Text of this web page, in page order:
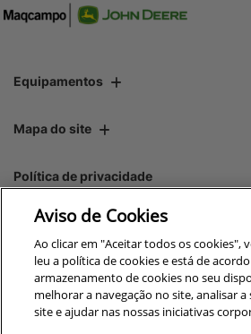
Equipamentos
Mapa do site
Política de privacidade
CNPJ: 00.970.771/
No trânsito, enxergar o outro
Aviso de Cookies
Ao clicar em "Aceitar todos os cookies",
leu a política de cookies e está de
armazenamento de cookies no seu
melhorar a navegação no site, analisar
site e ajudar nas nossas iniciativas